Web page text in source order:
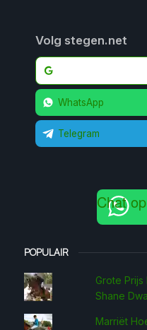
Volg stegen.net
WhatsApp
Telegram
Chat
POPULAIR
Grote
Shane
Marriët